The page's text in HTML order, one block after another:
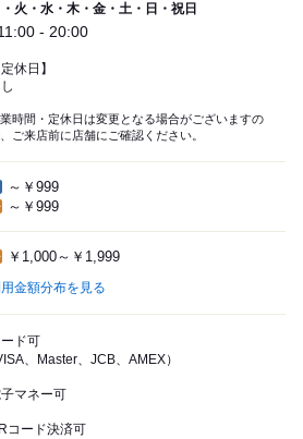
火・水・木・金・土・日・祝日
- 20:00
定休日】
時間・定休日は変更となる場合がございますの
ご来店前に店舗にご確認ください。
～￥999
～￥999
￥1,000～￥1,999
金額分布を見る
ド可
、Master、JCB、AMEX）
マネー可
コード決済可